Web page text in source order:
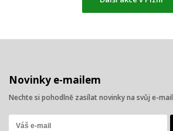
Novinky e-mailem
Nechte si pohodlně zasílat novinky na svůj e-mail